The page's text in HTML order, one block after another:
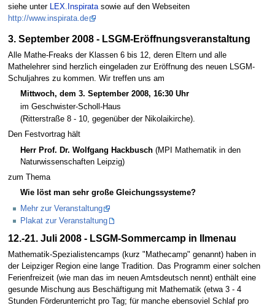
siehe unter
LEX.Inspiratasowie auf den Webseiten
http://www.inspirata.de
3. September 2008 - LSGM-Eröffnungsveranstaltung
Alle Mathe-Freaks der Klassen 6 bis 12, deren Eltern und alle
Mathelehrer sind herzlich eingeladen zur Eröffnung des neuen LSGM-
Schuljahres zu kommen. Wir treffen uns am
Mittwoch, dem 3. September 2008, 16:30 Uhr
im Geschwister-Scholl-Haus
(Ritterstraße 8 - 10, gegenüber der Nikolaikirche).
Den Festvortrag hält
Herr Prof. Dr. Wolfgang Hackbusch (MPI Mathematik in den
Naturwissenschaften Leipzig)
zum Thema
Wie löst man sehr große Gleichungssysteme?
Mehr zur Veranstaltung
Plakat zur Veranstaltung
12.-21. Juli 2008 - LSGM-Sommercamp in Ilmenau
Mathematik-Spezialistencamps (kurz "Mathecamp" genannt) haben in
der Leipziger Region eine lange Tradition. Das Programm einer solchen
Ferienfreizeit (wie man das im neuen Amtsdeutsch nennt) enthält eine
gesunde Mischung aus Beschäftigung mit Mathematik (etwa 3 - 4
Stunden Förderunterricht pro Tag; für manche ebensoviel Schlaf pro